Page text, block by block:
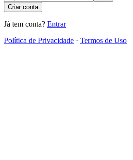
Criar conta
Já tem conta? Entrar
Política de Privacidade · Termos de Uso